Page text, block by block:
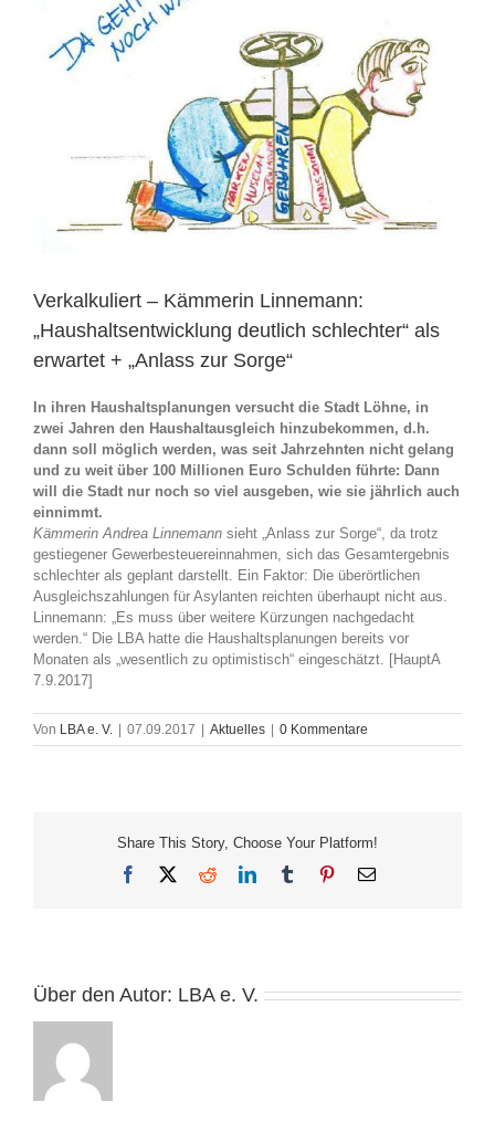
Verkalkuliert – Kämmerin Linnemann:
„Haushaltsentwicklung deutlich schlechter“ als
erwartet + „Anlass zur Sorge“
In ihren Haushaltsplanungen versucht die Stadt Löhne, in
zwei Jahren den Haushaltausgleich hinzubekommen, d.h.
dann soll möglich werden, was seit Jahrzehnten nicht gelang
und zu weit über 100 Millionen Euro Schulden führte: Dann
will die Stadt nur noch so viel ausgeben, wie sie jährlich auch
einnimmt.
Kämmerin Andrea Linnemann sieht „Anlass zur Sorge“, da trotz
gestiegener Gewerbesteuereinnahmen, sich das Gesamtergebnis
schlechter als geplant darstellt. Ein Faktor: Die überörtlichen
Ausgleichszahlungen für Asylanten reichten überhaupt nicht aus.
Linnemann: „Es muss über weitere Kürzungen nachgedacht
werden.“ Die LBA hatte die Haushaltsplanungen bereits vor
Monaten als „wesentlich zu optimistisch“ eingeschätzt. [HauptA
7.9.2017]
Von LBA e. V. 07.09.2017 Aktuelles 0 Kommentare
Share This Story, Choose Your Platform!
Facebook RedditLinkedInTumblr Pinterest
E-
Über den Autor: LBA e. V.